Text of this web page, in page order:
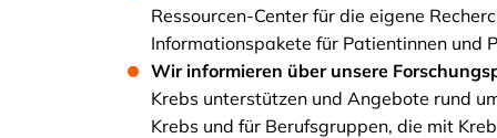
Ressourcen-Center für die eigene
Informationspakete für Patientinnen und
Wir informieren über unsere
Krebs unterstützen und Angebote rund
Krebs und für Berufsgruppen, die mit